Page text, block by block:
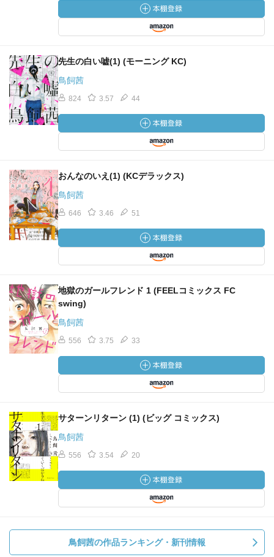
先生の白い嘘(1) (モーニング KC)
鳥飼茜
824 3.57 44
おんなのいえ(1) (KCデラックス)
鳥飼茜
646 3.46 51
地獄のガールフレンド 1 (FEELコミックス FC
swing)
鳥飼茜
556 3.75 33
サターンリターン (1) (ビッグ コミックス)
鳥飼茜
556 3.54 20
鳥飼茜の作品ランキング・新刊情報